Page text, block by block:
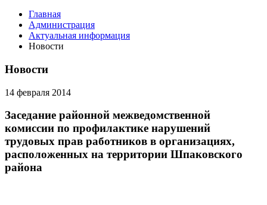
Главная
Администрация
Актуальная информация
Новости
Новости
14 февраля 2014
Заседание районной межведомственной
комиссии по профилактике нарушений
трудовых прав работников в организациях,
расположенных на территории Шпаковского
района